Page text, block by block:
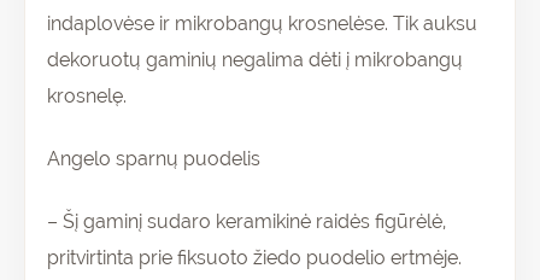
indaplovėse ir mikrobangų krosnelėse. Tik auksu
dekoruotų gaminių negalima dėti į mikrobangų
krosnelę.
Angelo sparnų puodelis
– Šį gaminį sudaro keramikinė raidės figūrėlė,
pritvirtinta prie fiksuoto žiedo puodelio ertmėje.